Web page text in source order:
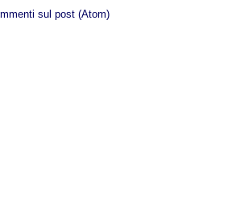
sul post (Atom)